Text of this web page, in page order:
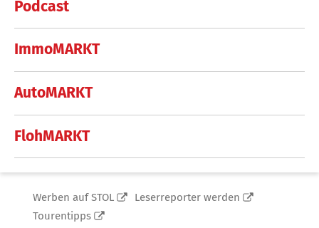
Podcast
ImmoMARKT
AutoMARKT
FlohMARKT
Werben auf STOL
Leserreporter werden
Tourentipps